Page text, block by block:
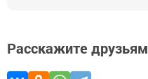
Расскажите друзьям